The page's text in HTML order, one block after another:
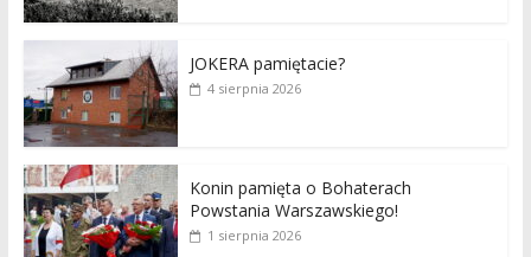
JOKERA pamiętacie?
4 sierpnia 2026
Konin pamięta o Bohaterach
Powstania Warszawskiego!
1 sierpnia 2026